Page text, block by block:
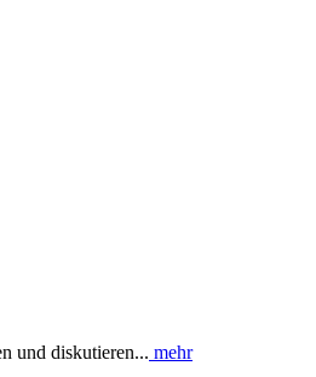
und diskutieren... mehr